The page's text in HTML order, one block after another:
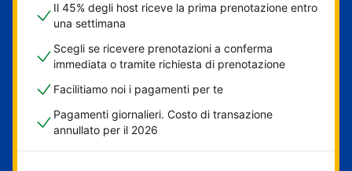
Il 45% degli host riceve la prima prenotazione entro
una settimana
Scegli se ricevere prenotazioni a conferma
immediata o tramite richiesta di prenotazione
Facilitiamo noi i pagamenti per te
Pagamenti giornalieri. Costo di transazione
annullato per il 2026